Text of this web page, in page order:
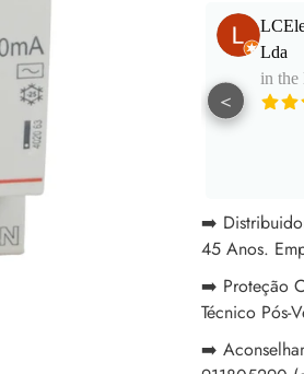
Lda
in the
<
➡️
45 Anos.
➡️ Proteção
Técnico Pós-
➡️